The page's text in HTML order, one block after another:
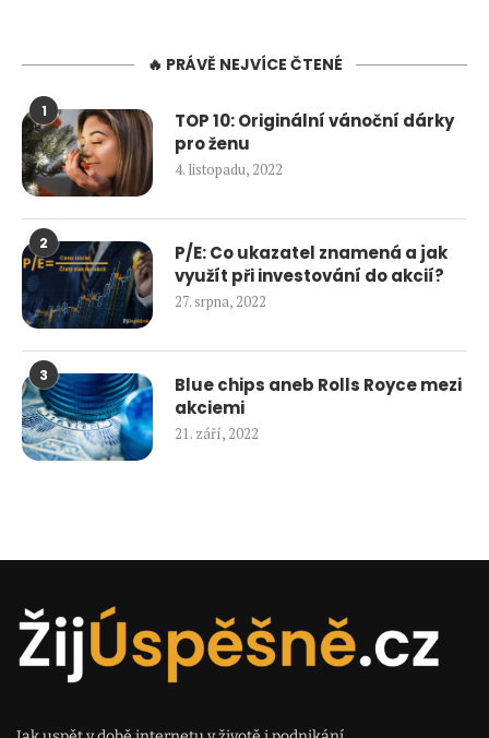
🔥 PRÁVĚ NEJVÍCE ČTENÉ
1
TOP 10: Originální vánoční dárky
pro ženu
4. listopadu, 2022
2
P/E: Co ukazatel znamená a jak
využít při investování do akcií?
27. srpna, 2022
3
Blue chips aneb Rolls Royce mezi
akciemi
21. září, 2022